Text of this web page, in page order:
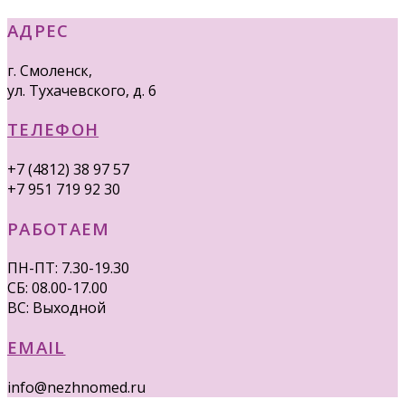
АДРЕС
г. Смоленск,
ул. Тухачевского, д. 6
ТЕЛЕФОН
+7 (4812) 38 97 57
+7 951 719 92 30
РАБОТАЕМ
ПН-ПТ: 7.30-19.30
СБ: 08.00-17.00
ВС: Выходной
EMAIL
info@nezhnomed.ru